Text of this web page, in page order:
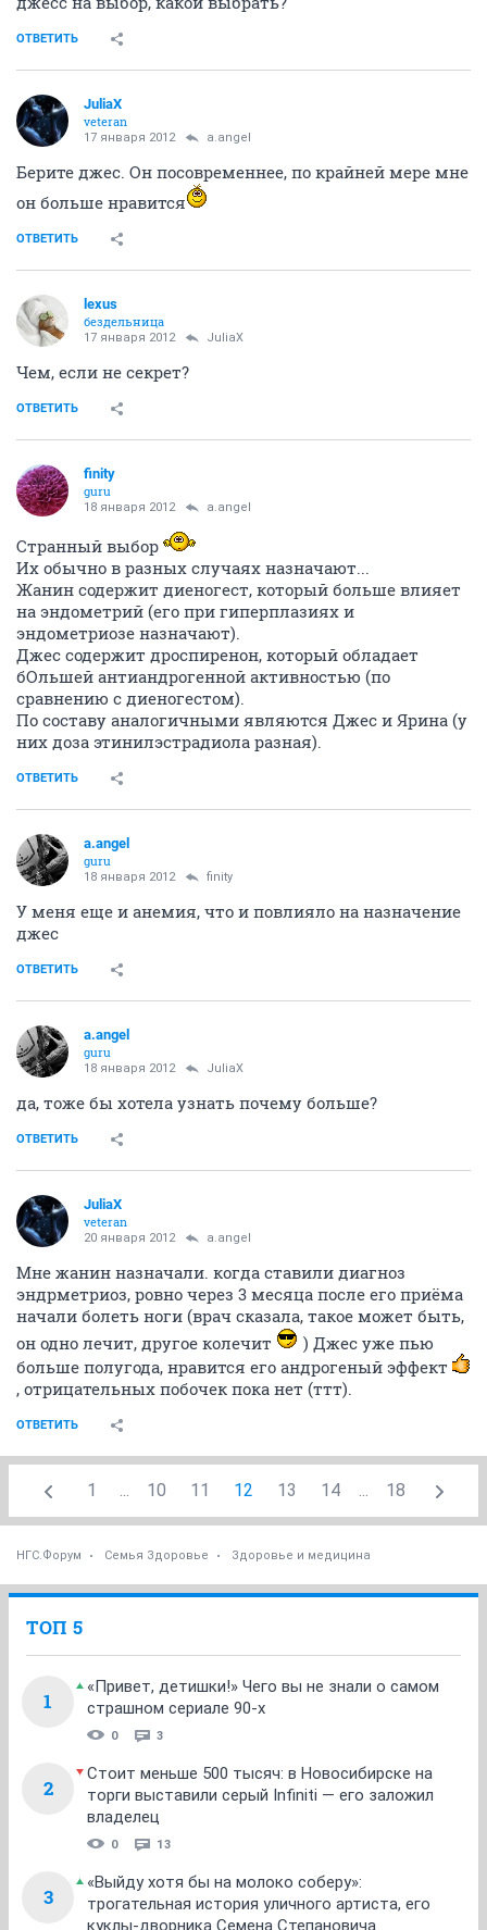
ОТВЕТИТЬ
JuliaX
veteran
17 января 2012 a.angel
Берите джес. Он посовременнее, по крайней мере мне
он больше нравится
ОТВЕТИТЬ
lexus
бездельница
17 января 2012 JuliaX
Чем, если не секрет?
ОТВЕТИТЬ
finity
guru
18 января 2012 a.angel
Странный выбор
Их обычно в разных случаях назначают...
Жанин содержит диеногест, который больше влияет
на эндометрий (его при гиперплазиях и
эндометриозе назначают).
Джес содержит дроспиренон, который обладает
бОльшей антиандрогенной активностью (по
сравнению с диеногестом).
По составу аналогичными являются Джес и Ярина (у
них доза этинилэстрадиола разная).
ОТВЕТИТЬ
a.angel
guru
18 января 2012 finity
У меня еще и анемия, что и повлияло на назначение
джес
ОТВЕТИТЬ
a.angel
guru
18 января 2012 JuliaX
да, тоже бы хотела узнать почему больше?
ОТВЕТИТЬ
JuliaX
veteran
20 января 2012 a.angel
Мне жанин назначали. когда ставили диагноз
эндрметриоз, ровно через 3 месяца после его приёма
начали болеть ноги (врач сказала, такое может быть,
он одно лечит, другое колечит
) Джес уже пью
больше полугода, нравится его андрогеный эффект
, отрицательных побочек пока нет (ттт).
ОТВЕТИТЬ
1 ... 10 11 12 13 14 ... 18
НГС.Форум Семья Здоровье Здоровье и медицина
ТОП 5
1
«Привет, детишки!» Чего вы не знали о самом
страшном сериале 90-х
0 3
2
Стоит меньше 500 тысяч: в Новосибирске на
торги выставили серый Infiniti — его заложил
владелец
0 13
3
«Выйду хотя бы на молоко соберу»:
трогательная история уличного артиста, его
куклы-дворника Семена Степановича